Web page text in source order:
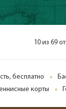
10 из 69
бесплатно
корты